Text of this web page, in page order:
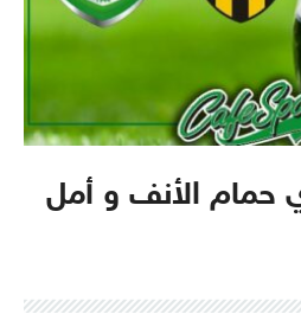
حمام الأنف و أمل